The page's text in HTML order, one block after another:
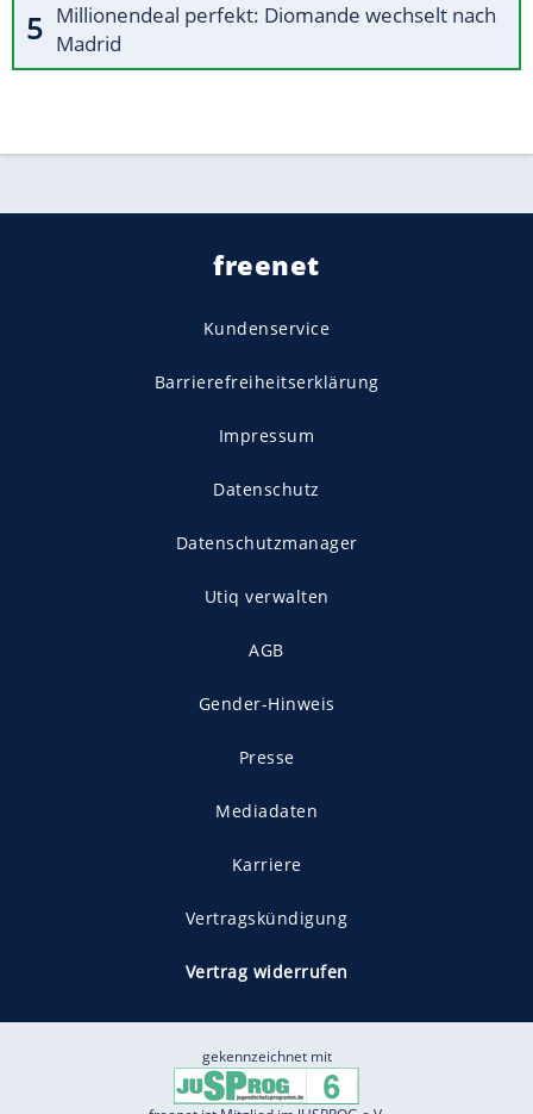
Millionendeal perfekt: Diomande wechselt nach
Madrid
freenet
Kundenservice
Barrierefreiheitserklärung
Impressum
Datenschutz
Datenschutzmanager
Utiq verwalten
AGB
Gender-Hinweis
Presse
Mediadaten
Karriere
Vertragskündigung
Vertrag widerrufen
gekennzeichnet mit